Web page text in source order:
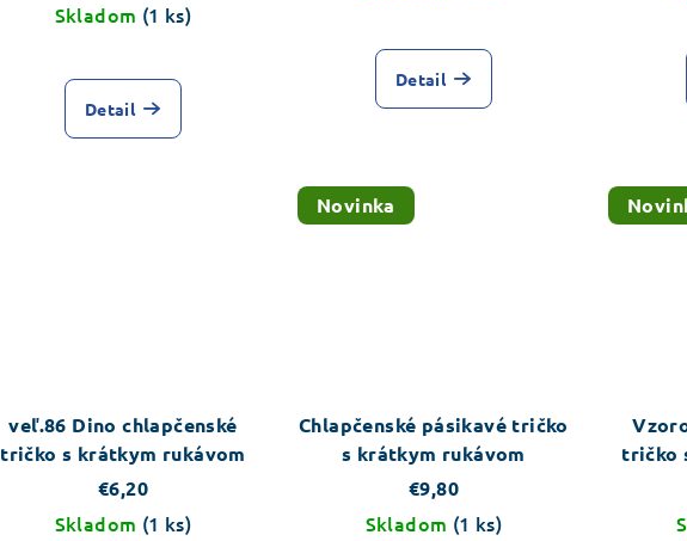
Skladom (1 ks)
Detail
Detail
veľ.86 Dino chlapčenské
tričko s krátkym rukávom
€6,20
Skladom (1 ks)
Novinka
Chlapčenské pásikavé tričko
s krátkym rukávom
€9,80
Skladom (1 ks)
tričko